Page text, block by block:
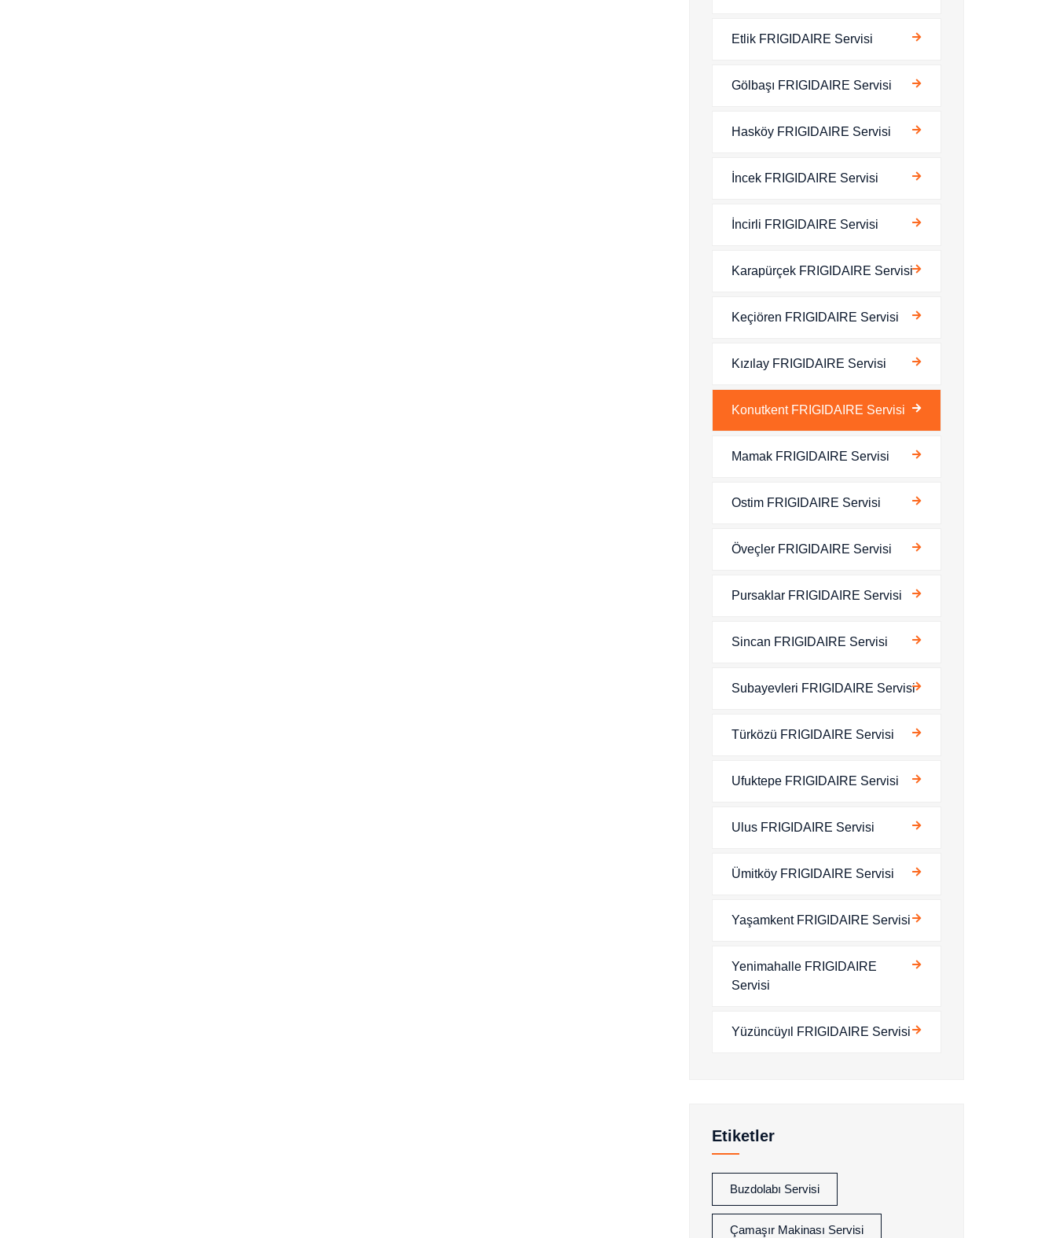
Etlik FRIGIDAIRE Servisi
Gölbaşı FRIGIDAIRE Servisi
Hasköy FRIGIDAIRE Servisi
İncek FRIGIDAIRE Servisi
İncirli FRIGIDAIRE Servisi
Karapürçek FRIGIDAIRE Servisi
Keçiören FRIGIDAIRE Servisi
Kızılay FRIGIDAIRE Servisi
Konutkent FRIGIDAIRE Servisi
Mamak FRIGIDAIRE Servisi
Ostim FRIGIDAIRE Servisi
Öveçler FRIGIDAIRE Servisi
Pursaklar FRIGIDAIRE Servisi
Sincan FRIGIDAIRE Servisi
Subayevleri FRIGIDAIRE Servisi
Türközü FRIGIDAIRE Servisi
Ufuktepe FRIGIDAIRE Servisi
Ulus FRIGIDAIRE Servisi
Ümitköy FRIGIDAIRE Servisi
Yaşamkent FRIGIDAIRE Servisi
Yenimahalle FRIGIDAIRE
Servisi
Yüzüncüyıl FRIGIDAIRE Servisi
Etiketler
Buzdolabı Servisi
Çamaşır Makinası Servisi